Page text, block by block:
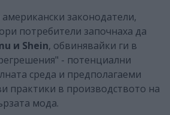
законодатели,
потребители започнаха да
и Shein, обвинявайки ги в
- потенциални
среда и предполагаеми
практики в производството на
мода.